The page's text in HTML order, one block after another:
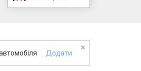
Додати
×